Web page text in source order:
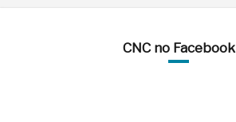
CNC no Facebook